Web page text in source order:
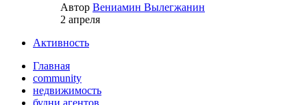
Автор Вениамин Вылегжанин
2 апреля
Активность
Главная
community
недвижимость
будни агентов